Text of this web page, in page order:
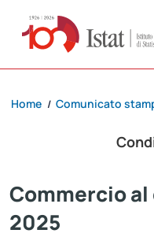
Home / Comunicato
Commercio
2025